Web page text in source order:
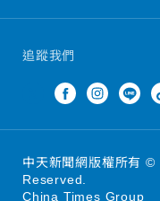
追蹤我們
中天新聞網版權所有
Reserved.
China Times Group